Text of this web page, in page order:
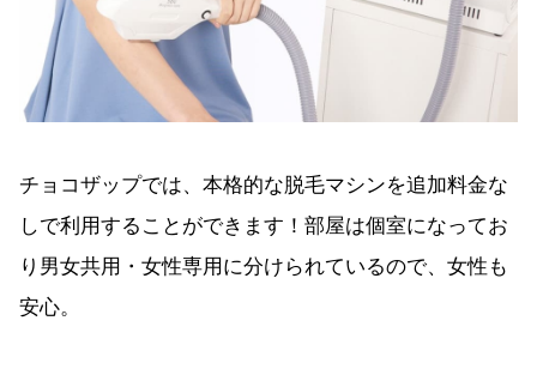
チョコザップでは、本格的な脱毛マシンを追加料金な
しで利用することができます！部屋は個室になってお
り男女共用・女性専用に分けられているので、女性も
安心。